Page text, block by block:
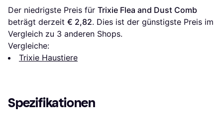
Der niedrigste Preis für Trixie Flea and Dust Comb
beträgt derzeit € 2,82. Dies ist der günstigste Preis im
Vergleich zu 3 anderen Shops.
Vergleiche:
Trixie Haustiere
Spezifikationen